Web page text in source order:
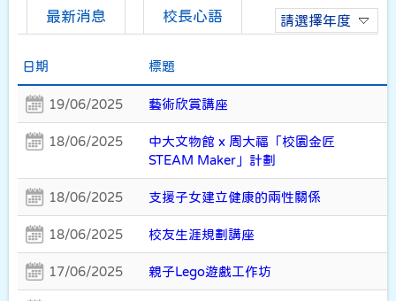
請選擇年度
最新消息 校長心語
日期 標題
19/06/2025 藝術欣賞講座
18/06/2025
中大文物館 x 周大福「校園金匠
STEAM Maker」計劃
18/06/2025 支援子女建立健康的兩性關係
18/06/2025 校友生涯規劃講座
17/06/2025 親子Lego遊戲工作坊